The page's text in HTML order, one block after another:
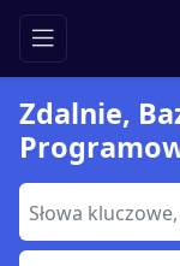
Zdalnie,